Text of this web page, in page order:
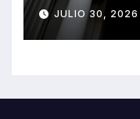
JULIO 30, 2026